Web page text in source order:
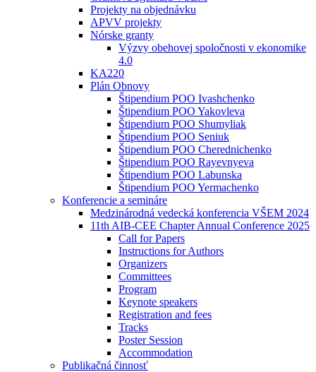
Projekty na objednávku
APVV projekty
Nórske granty
Výzvy obehovej spoločnosti v ekonomike
4.0
KA220
Plán Obnovy
Štipendium POO Ivashchenko
Štipendium POO Yakovleva
Štipendium POO Shumyliak
Štipendium POO Seniuk
Štipendium POO Cherednichenko
Štipendium POO Rayevnyeva
Štipendium POO Labunska
Štipendium POO Yermachenko
Konferencie a semináre
Medzinárodná vedecká konferencia VŠEM 2024
11th AIB-CEE Chapter Annual Conference 2025
Call for Papers
Instructions for Authors
Organizers
Committees
Program
Keynote speakers
Registration and fees
Tracks
Poster Session
Accommodation
Publikačná činnosť